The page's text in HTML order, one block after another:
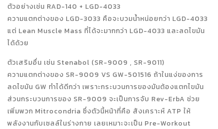
ตัวอย่างเช่น RAD-140 + LGD-4033
ความแตกต่างของ LGD-3033 คือจะบวมน้ำหน่อยกว่า LGD-4033
แต่ Lean Muscle Mass ที่ได้จะมากกว่า LGD-4033 และลดไขมัน
ได้ด้วย
ตัวเสริมอื่น เช่น Stenabol (SR-9009 , SR-9011)
ความแตกต่างของ SR-9009 VS GW-501516 ถ้าในแง่ของการ
ลดไขมัน GW ทำได้ดีกว่า เพราะกระบวนการของมันต้องแตกไขมัน
ส่วนกระบวนการของ SR-9009 จะเป็นการจับ Rev-ErbA ช่วย
เพิ่มพวก Mitrocondria ซึ่งตัวนี้หน้าที่คือ สังเคราะห์ ATP ให้
พลังงานกับเซลล์ในร่างกาย เลยเหมาะจะเป็น Pre-Workout